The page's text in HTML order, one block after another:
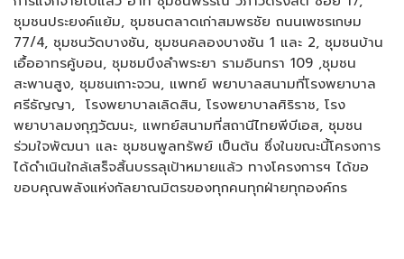
ชุมชนประยงค์แย้ม, ชุมชนตลาดเก่าสมพรชัย ถนนเพชรเกษม
77/4, ชุมชนวัดบางชัน, ชุมชนคลองบางชัน 1 และ 2, ชุมชนบ้าน
เอื้ออาทรคู้บอน, ชุมชมบึงลำพระยา รามอินทรา 109 ,ชุมชน
สะพานสูง, ชุมชนเกาะจวน, แพทย์ พยาบาลสนามที่โรงพยาบาล
ศรีธัญญา, โรงพยาบาลเลิดสิน, โรงพยาบาลศิริราช, โรง
พยาบาลมงกุฎวัฒนะ, แพทย์สนามที่สถานีไทยพีบีเอส, ชุมชน
ร่วมใจพัฒนา และ ชุมชนพูลทรัพย์ เป็นต้น ซึ่งในขณะนี้โครงการ
ได้ดำเนินใกล้เสร็จสิ้นบรรลุเป้าหมายแล้ว ทางโครงการฯ ได้ขอ
ขอบคุณพลังแห่งกัลยาณมิตรของทุกคนทุกฝ่ายทุกองค์กร